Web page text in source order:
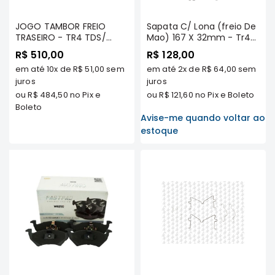
Suspensão
Correias
Elétrica
Suspensão
Correias
JOGO TAMBOR FREIO
TRASEIRO - TR4 TDS/
AIRTREK TDS/ PAJERO IO -
FREEMAX
R$ 510,00
em até 10x de R$ 51,00 sem
juros
ouR$ 484,50 no Pix e
Boleto
Sapata C/ Lona (freio De
Mao) 167 X 32mm - Tr4
Tds Modelos/ Airtrek Tds
Modelos/ Outlander 2.0
16v 2008 A 2012/ Asx .../12
(bd4648) - Roc
R$ 128,00
em até 2xde R$ 64,00 sem
juros
ouR$ 121,60 no Pix e Boleto
Avise-me quando voltar ao
estoque